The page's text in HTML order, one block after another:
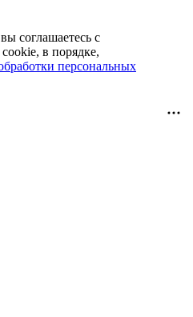
соглашаетесь с
в порядке,
персональных